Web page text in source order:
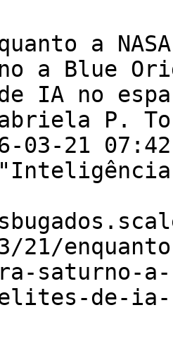
a
a Blue
IA no
P.
03-21
21/
saturno-
de-ia-